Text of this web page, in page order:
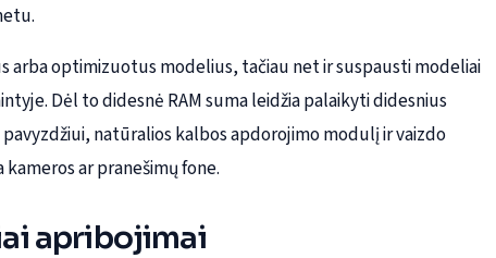
arba optimizuotus modelius, tačiau net ir suspausti modeliai
Dėl to didesnė RAM suma leidžia palaikyti didesnius
natūralios kalbos apdorojimo modulį ir vaizdo
ar pranešimų fone.
apribojimai